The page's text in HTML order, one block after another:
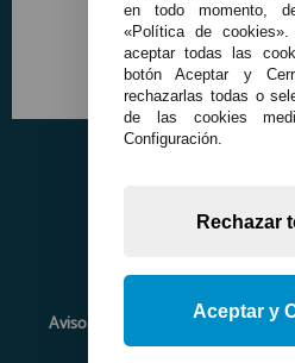
Aviso Legal Política de
Envíos y Devoluciones
en todo momento,
«Política de cookies».
aceptar todas las
botón Aceptar y
rechazarlas todas o
de las cookies
Configuración.
Rechazar
Aceptar y